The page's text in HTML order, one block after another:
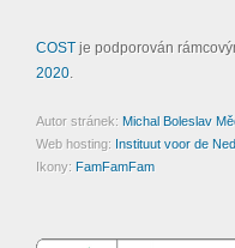
COSTje podporován
2020.
Autor stránek: Michal Boleslav
Web hosting: Instituut voor de
Ikony: FamFamFam